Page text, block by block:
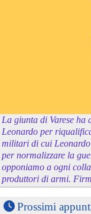
La giunta di Varese ha
Leonardo per
militari di cui Leonardo
per normalizzare la
opponiamo a ogni
produttori di armi.
Prossimi